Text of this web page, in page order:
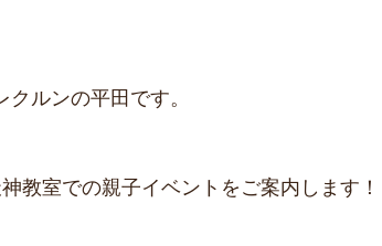
ルンの平田です。
教室での親子イベントをご案内します！